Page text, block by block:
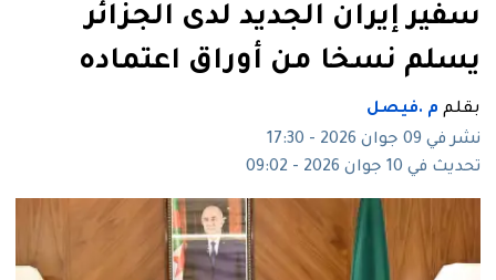
سفير إيران الجديد لدى الجزائر
يسلم نسخا من أوراق اعتماده
بقلم م .فيصل
نشر في 09 جوان 2026 - 17:30
تحديث في 10 جوان 2026 - 09:02